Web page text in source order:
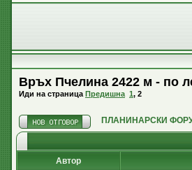
Връх Пчелина 2422 м - по
Иди на страница Предишна 1, 2
ПЛАНИНАРСКИ
Автор